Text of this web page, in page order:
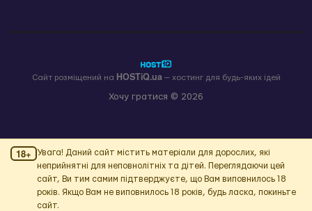
Хочу гратися © 2026
Сайт розміщений на HOSTiQ.ua— хостинг для будь-яких ідей
18+
Увага! Даний сайт містить матеріали для дорослих, які
неприйнятні для неповнолітніх та дітей. Переглядаючи цей
сайт, Ви тим самим підтверджуєте, що Вам виповнилось 18
років. Якщо Вам не виповнилось 18 років, будь ласка, покиньте
сайт.